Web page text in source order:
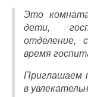
Это
дети,
отделение,
время
Приглашаем
в